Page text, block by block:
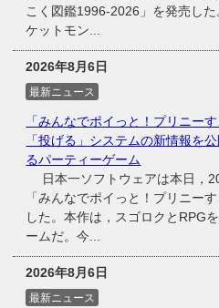
こく図鑑1996-2026」を発売し
ケットモン...
2026年8月6日
最新ニュース
「みんなでポイっと！プリニー
「投げる」システムの新情報を
るパーティーゲーム
日本一ソフトウェアは本日，
「みんなでポイっと！プリニー
した。本作は，スゴロクとRPG
ームだ。今...
2026年8月6日
最新ニュース